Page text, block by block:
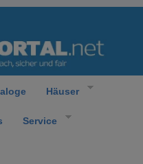
Häuser
Service